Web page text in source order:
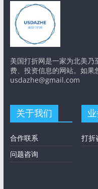
美国打折网是一家为北美
费、投资信息的网站。如果
usdazhe@gmail.com
关于我们
合作联系
问题咨询
打折